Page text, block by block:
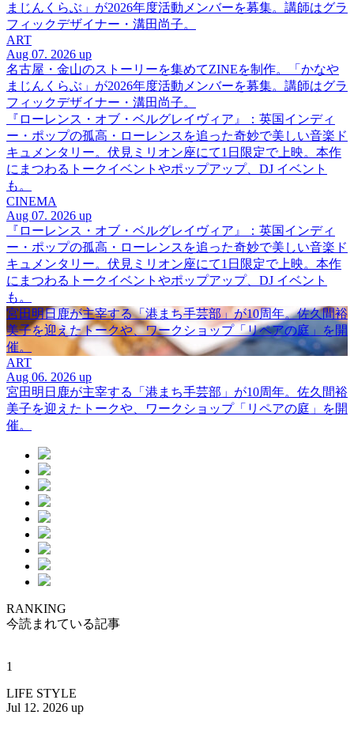
まじんくらぶ」が2026年度活動メンバーを募集。講師はグラ
フィックデザイナー・溝田尚子。
ART
Aug 07. 2026 up
名古屋・金山のストーリーを集めてZINEを制作。「かなや
まじんくらぶ」が2026年度活動メンバーを募集。講師はグラ
フィックデザイナー・溝田尚子。
『ローレンス・オブ・ベルグレイヴィア』：英国インディ
ー・ポップの孤高・ローレンスを追った奇妙で美しい音楽ド
キュメンタリー。伏見ミリオン座にて1日限定で上映。本作
にまつわるトークイベントやポップアップ、DJ イベント
も。
CINEMA
Aug 07. 2026 up
『ローレンス・オブ・ベルグレイヴィア』：英国インディ
ー・ポップの孤高・ローレンスを追った奇妙で美しい音楽ド
キュメンタリー。伏見ミリオン座にて1日限定で上映。本作
にまつわるトークイベントやポップアップ、DJ イベント
も。
宮田明日鹿が主宰する「港まち手芸部」が10周年。佐久間裕
美子を迎えたトークや、ワークショップ「リペアの庭」を開
催。
ART
Aug 06. 2026 up
宮田明日鹿が主宰する「港まち手芸部」が10周年。佐久間裕
美子を迎えたトークや、ワークショップ「リペアの庭」を開
催。
RANKING
今読まれている記事
1
LIFE STYLE
Jul 12. 2026 up